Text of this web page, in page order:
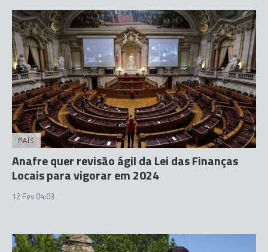
PAÍS
Anafre quer revisão ágil da Lei das Finanças
Locais para vigorar em 2024
12 Fev 04:03